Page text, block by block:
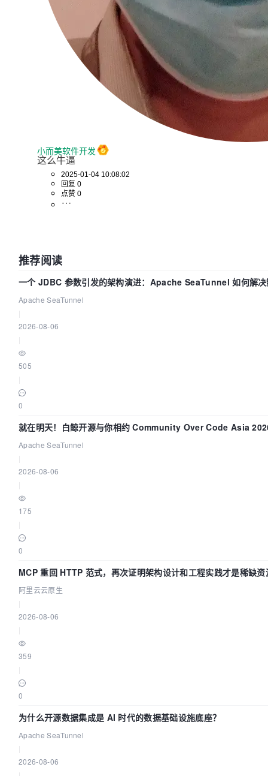
小而美软件开发
这么牛逼
2025-01-04 10:08:02
回复 0
点赞 0
推荐阅读
一个 JDBC 参数引发的架构演进：Apache SeaTunnel 如何解
Apache SeaTunnel
2026-08-06
505
0
就在明天！白鲸开源与你相约 Community Over Code Asia
Apache SeaTunnel
2026-08-06
175
0
MCP 重回 HTTP 范式，再次证明架构设计和工程实践才是稀缺资
阿里云云原生
2026-08-06
359
0
为什么开源数据集成是 AI 时代的数据基础设施底座？
Apache SeaTunnel
2026-08-06